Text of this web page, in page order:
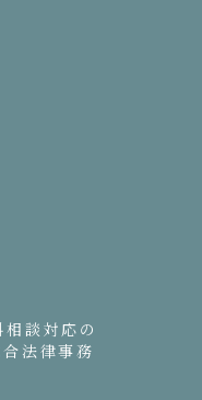
談対応の
法律事務